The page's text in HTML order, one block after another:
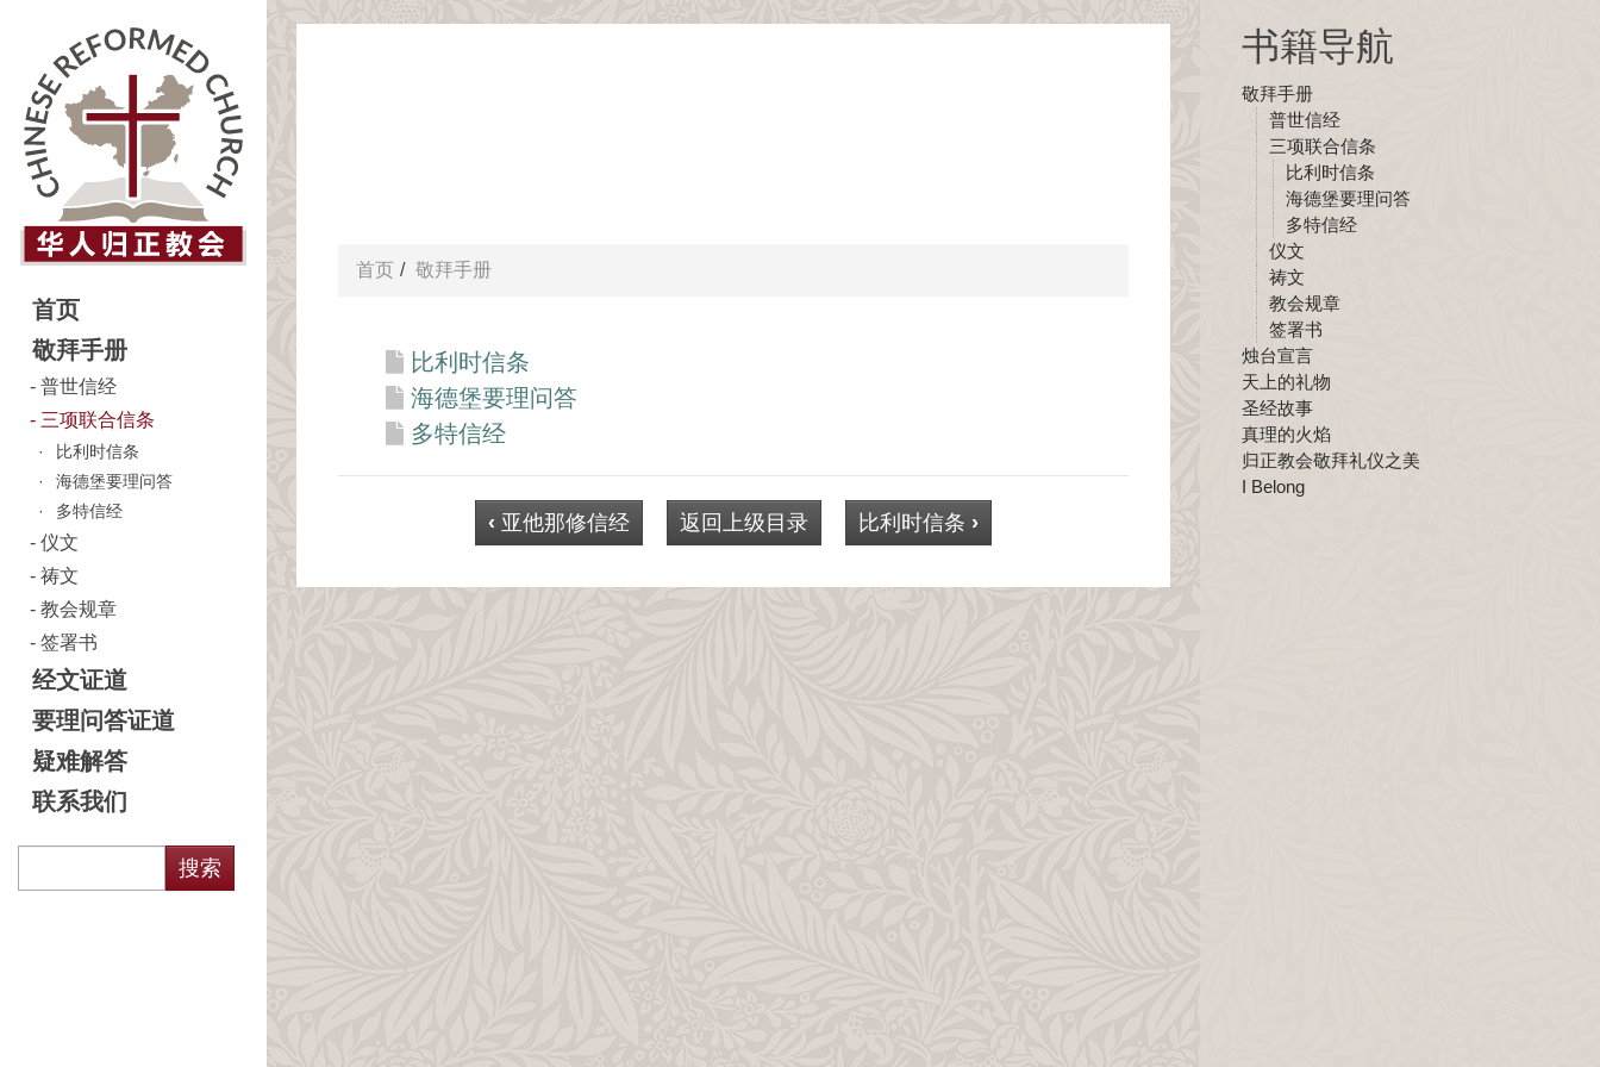
首页
敬拜手册
普世信经
三项联合信条
比利时信条
海德堡要理问答
多特信经
仪文
祷文
教会规章
签署书
经文证道
要理问答证道
疑难解答
联系我们
书籍导航
敬拜手册
普世信经
三项联合信条
比利时信条
海德堡要理问答
多特信经
仪文
祷文
教会规章
签署书
烛台宣言
天上的礼物
圣经故事
真理的火焰
归正教会敬拜礼仪之美
I Belong
首页 敬拜手册
比利时信条
海德堡要理问答
多特信经
‹ 亚他那修信经 返回上级目录 比利时信条 ›